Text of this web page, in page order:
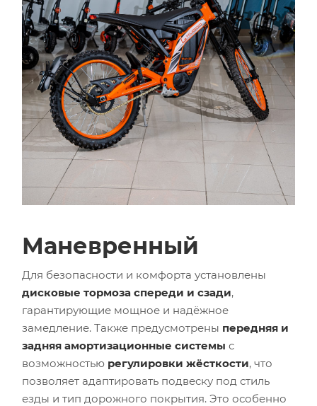
Маневренный
Для безопасности и комфорта установлены
дисковые тормоза спереди и сзади,
гарантирующие мощное и надёжное
замедление. Также предусмотрены передняя и
задняя амортизационные системы с
возможностью регулировки жёсткости, что
позволяет адаптировать подвеску под стиль
езды и тип дорожного покрытия. Это особенно